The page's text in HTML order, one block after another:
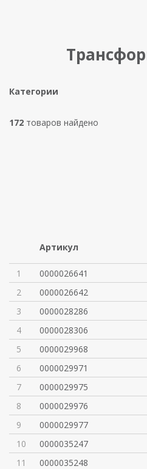
Категории
172 товаров найдено
Артикул
1 0000026641
2
0000026642
3
0000028286
4
0000028306
5
0000029968
6
0000029971
7
0000029975
8
0000029976
9
0000029977
10
0000035247
11
0000035248